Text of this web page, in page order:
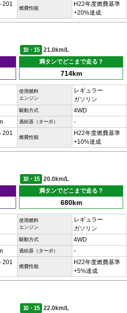
201
燃費性能
H22年度燃費基準
+20%達成
10・15
21.0km/L
満タンでどこまで走る？
714km
使用燃料
エンジン
レギュラー
ガソリン
駆動方式 4WD
過給器（ターボ） -
201
燃費性能
H22年度燃費基準
+10%達成
10・15
20.0km/L
満タンでどこまで走る？
680km
使用燃料
エンジン
レギュラー
ガソリン
駆動方式 4WD
過給器（ターボ） -
201
燃費性能
H22年度燃費基準
+5%達成
10・15
22.0km/L